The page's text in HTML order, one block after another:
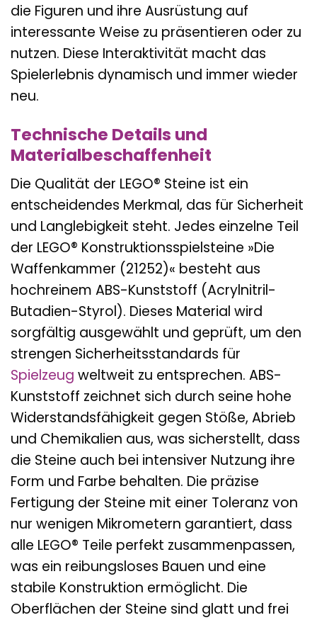
die Figuren und ihre Ausrüstung auf
interessante Weise zu präsentieren oder zu
nutzen. Diese Interaktivität macht das
Spielerlebnis dynamisch und immer wieder
neu.
Technische Details und
Materialbeschaffenheit
Die Qualität der LEGO® Steine ist ein
entscheidendes Merkmal, das für Sicherheit
und Langlebigkeit steht. Jedes einzelne Teil
der LEGO® Konstruktionsspielsteine »Die
Waffenkammer (21252)« besteht aus
hochreinem ABS-Kunststoff (Acrylnitril-
Butadien-Styrol). Dieses Material wird
sorgfältig ausgewählt und geprüft, um den
strengen Sicherheitsstandards für
Spielzeug weltweit zu entsprechen. ABS-
Kunststoff zeichnet sich durch seine hohe
Widerstandsfähigkeit gegen Stöße, Abrieb
und Chemikalien aus, was sicherstellt, dass
die Steine auch bei intensiver Nutzung ihre
Form und Farbe behalten. Die präzise
Fertigung der Steine mit einer Toleranz von
nur wenigen Mikrometern garantiert, dass
alle LEGO® Teile perfekt zusammenpassen,
was ein reibungsloses Bauen und eine
stabile Konstruktion ermöglicht. Die
Oberflächen der Steine sind glatt und frei